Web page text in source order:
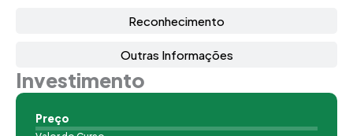
Reconhecimento
Outras Informações
Investimento
Preço